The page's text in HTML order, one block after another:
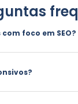
foco em SEO?